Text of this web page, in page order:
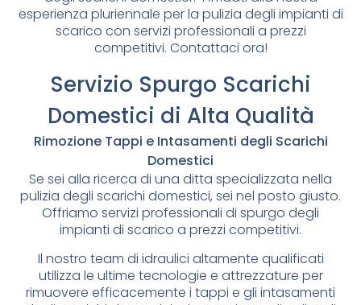
esperienza pluriennale per la pulizia degli impianti di
scarico con servizi professionali a prezzi
competitivi. Contattaci ora!
Servizio Spurgo Scarichi
Domestici di Alta Qualità
Rimozione Tappi e Intasamenti degli Scarichi
Domestici
Se sei alla ricerca di una ditta specializzata nella
pulizia degli scarichi domestici, sei nel posto giusto.
Offriamo servizi professionali di spurgo degli
impianti di scarico a prezzi competitivi.
Il nostro team di idraulici altamente qualificati
utilizza le ultime tecnologie e attrezzature per
rimuovere efficacemente i tappi e gli intasamenti